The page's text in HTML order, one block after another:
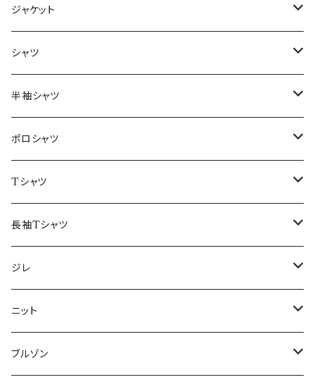
ジャケット
～44/S
46/M
48/L
50/XL～
シャツ
～44/S
46/M
48/L
50/XL～
半袖シャツ
～44/S
46/M
48/L
50/XL～
ポロシャツ
～44/S
46/M
48/L
50/XL～
Tシャツ
～44/S
46/M
48/L
50/XL～
長袖Tシャツ
～44/S
46/M
48/L
ジレ
～44/S
46/M
ニット
～44/S
ブルゾン